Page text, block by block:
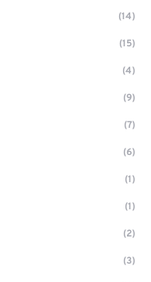
(14)
(15)
(4)
(9)
(7)
(6)
(1)
(1)
(2)
(3)